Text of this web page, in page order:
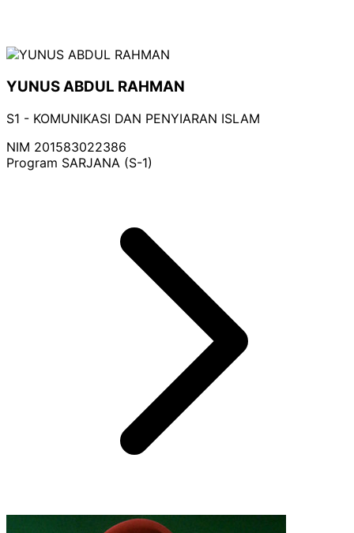
YUNUS ABDUL RAHMAN
S1 - KOMUNIKASI DAN PENYIARAN ISLAM
NIM 201583022386
Program SARJANA (S-1)